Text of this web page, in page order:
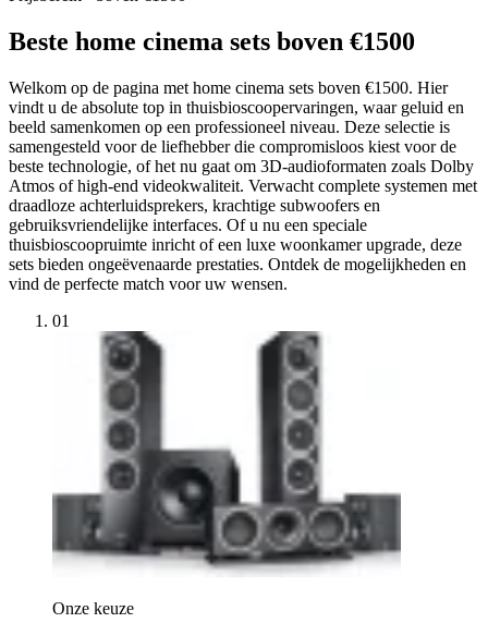
Beste home cinema sets boven €1500
Welkom op de pagina met home cinema sets boven €1500. Hier
vindt u de absolute top in thuisbioscoopervaringen, waar geluid en
beeld samenkomen op een professioneel niveau. Deze selectie is
samengesteld voor de liefhebber die compromisloos kiest voor de
beste technologie, of het nu gaat om 3D-audioformaten zoals Dolby
Atmos of high-end videokwaliteit. Verwacht complete systemen met
draadloze achterluidsprekers, krachtige subwoofers en
gebruiksvriendelijke interfaces. Of u nu een speciale
thuisbioscoopruimte inricht of een luxe woonkamer upgrade, deze
sets bieden ongeëvenaarde prestaties. Ontdek de mogelijkheden en
vind de perfecte match voor uw wensen.
01
Onze keuze